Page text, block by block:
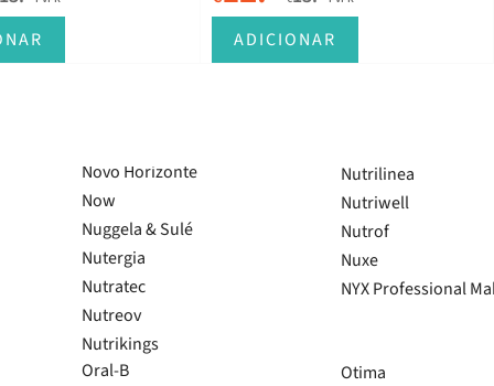
Mustela
Novo Horizonte
Now
Nuggela & Sulé
Nutergia
Nutratec
Nutreov
Nutrikings
Nutrilinea
Nutriwell
Nutrof
Nuxe
NYX Professional
Oral-B
Otima
ADICIONAR